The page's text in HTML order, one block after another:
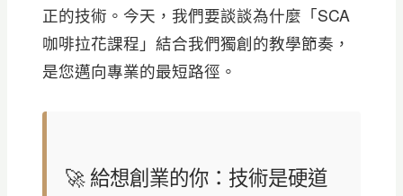
正的技術。今天，我們要談談為什麼「SCA
咖啡拉花課程」結合我們獨創的教學節奏，
是您邁向專業的最短路徑。
🚀 給想創業的你：技術是硬道